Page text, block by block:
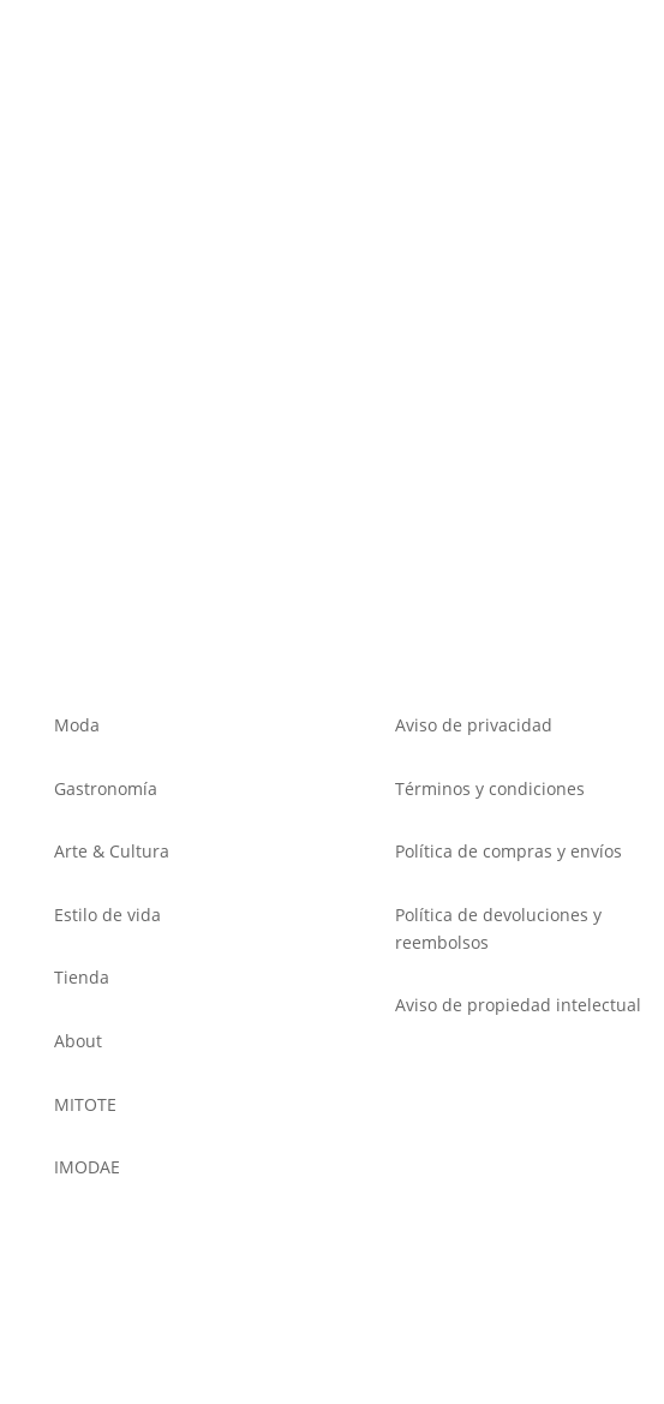
Moda
Gastronomía
Arte & Cultura
Estilo de vida
Tienda
About
MITOTE
IMODAE
Aviso de privacidad
Términos y condiciones
Política de compras y envíos
Política de devoluciones y
reembolsos
Aviso de propiedad intelectual